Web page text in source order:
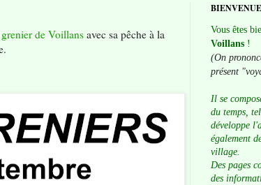
de Voillans avec sa pêche à la
BIENVENUE
Vous êtes
Voillans !
(On
présent
Il se
du temps,
développe
également
village.
Des pages
des